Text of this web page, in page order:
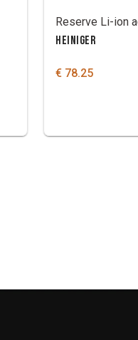
HEINIGER
€ 78.25